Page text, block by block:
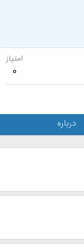
امتیاز
0
درباره